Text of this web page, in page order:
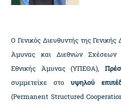
Ο Γενικός Διευθυντής της
Άμυνας και Διεθνών Σχέσεων
Εθνικής Άμυνας (ΥΠΕΘΑ),
συμμετείχε στο υψηλού
(Permanent Structured